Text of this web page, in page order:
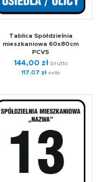
Tablica Spółdzielnia
mieszkaniowa 60x80cm
PCV5
144,00 zł brutto
117,07 zł netto